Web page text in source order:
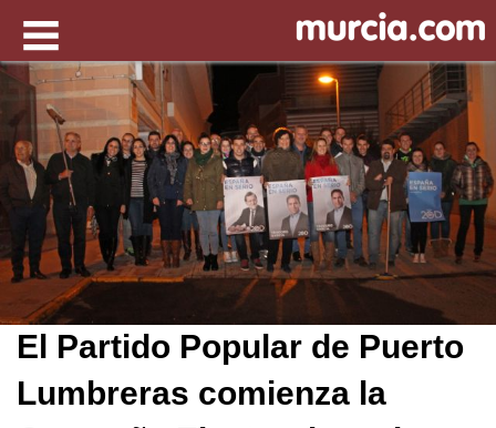
El Partido Popular de Puerto
Lumbreras comienza la